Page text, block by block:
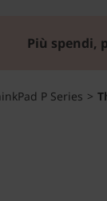
Più spendi,
P Series >